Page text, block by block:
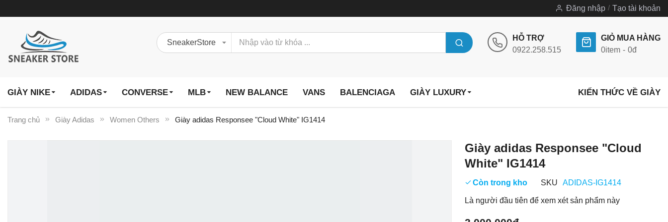
Đăng nhập Tạo tài khoản
HỖ TRỢ
0922.258.515
GIỎ MUA HÀNG
0item 0đ
GIÀY NIKE ADIDAS CONVERSE MLB NEW BALANCE VANS BALENCIAGA GIÀY LUXURY KIẾN THỨC VỀ GIÀY
Trang chủ Giày Adidas Women Others Giày adidas Responsee "Cloud White" IG1414
Giày adidas Responsee "Cloud
White" IG1414
Còn trong kho SKU ADIDAS-IG1414
Là người đầu tiên để xem xét sản phẩm này
Chuyển
phần